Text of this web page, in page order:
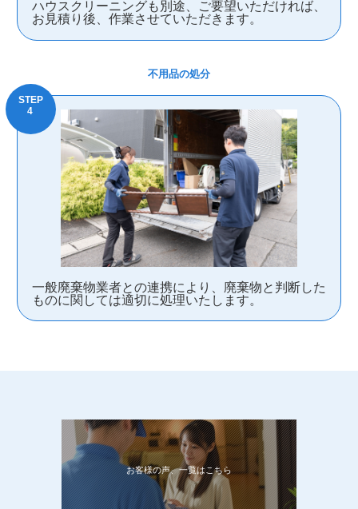
ハウスクリーニングも別途、ご要望いただければ、
お見積り後、作業させていただきます。
不用品の処分
一般廃棄物業者との連携により、廃棄物と判断した
ものに関しては適切に処理いたします。
お客様の声、一覧はこちら